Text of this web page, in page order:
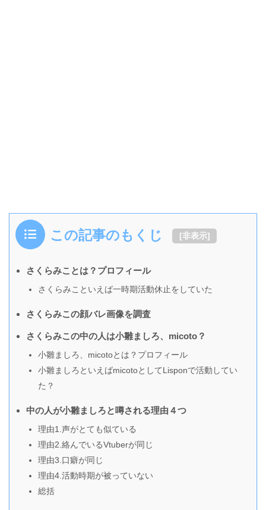
この記事のもくじ [非表示]
さくらみことは？プロフィール
さくらみこといえば一時期活動休止をしていた
さくらみこの顔バレ画像を調査
さくらみこの中の人は小雛ましろ、micoto？
小雛ましろ、micotoとは？プロフィール
小雛ましろといえばmicotoとしてLisponで活動してい
た？
中の人が小雛ましろと噂される理由４つ
理由1.声がとても似ている
理由2.絡んでいるVtuberが同じ
理由3.口癖が同じ
理由4.活動時期が被っていない
総括